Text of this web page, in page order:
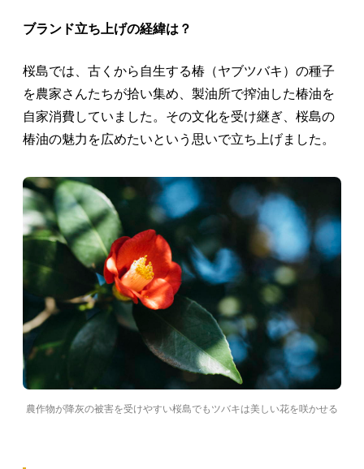
ブランド立ち上げの経緯は？
桜島では、古くから自生する椿（ヤブツバキ）の種子
を農家さんたちが拾い集め、製油所で搾油した椿油を
自家消費していました。その文化を受け継ぎ、桜島の
椿油の魅力を広めたいという思いで立ち上げました。
農作物が降灰の被害を受けやすい桜島でもツバキは美しい花を咲かせる